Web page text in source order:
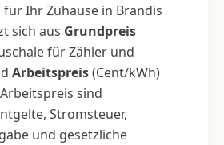
Ihr Zuhause in Brandis
sich aus Grundpreis
für Zähler und
Arbeitspreis(Cent/kWh)
sind
Stromsteuer,
und gesetzliche